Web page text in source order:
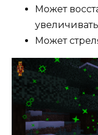
Может
Может